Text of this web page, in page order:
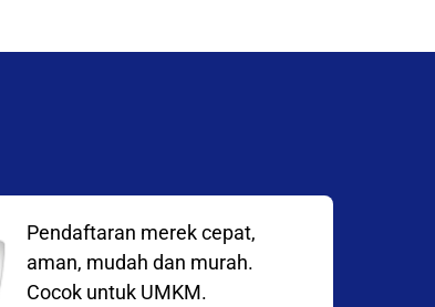
Pendaftaran merek cepat,
aman, mudah dan murah.
Cocok untuk UMKM.